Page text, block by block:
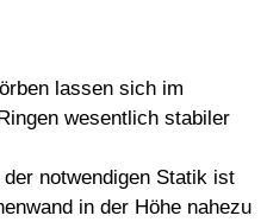
lassen sich im
wesentlich stabiler
notwendigen Statik ist
in der Höhe nahezu